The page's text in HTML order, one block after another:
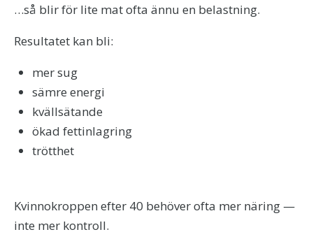
…så blir för lite mat ofta ännu en belastning.
Resultatet kan bli:
mer sug
sämre energi
kvällsätande
ökad fettinlagring
trötthet
Kvinnokroppen efter 40 behöver ofta mer näring —
inte mer kontroll.